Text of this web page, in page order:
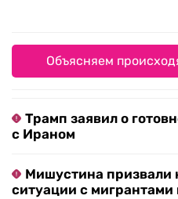
Объясняем
Трамп заявил о
с Ираном
Мишустина призвали
ситуации с